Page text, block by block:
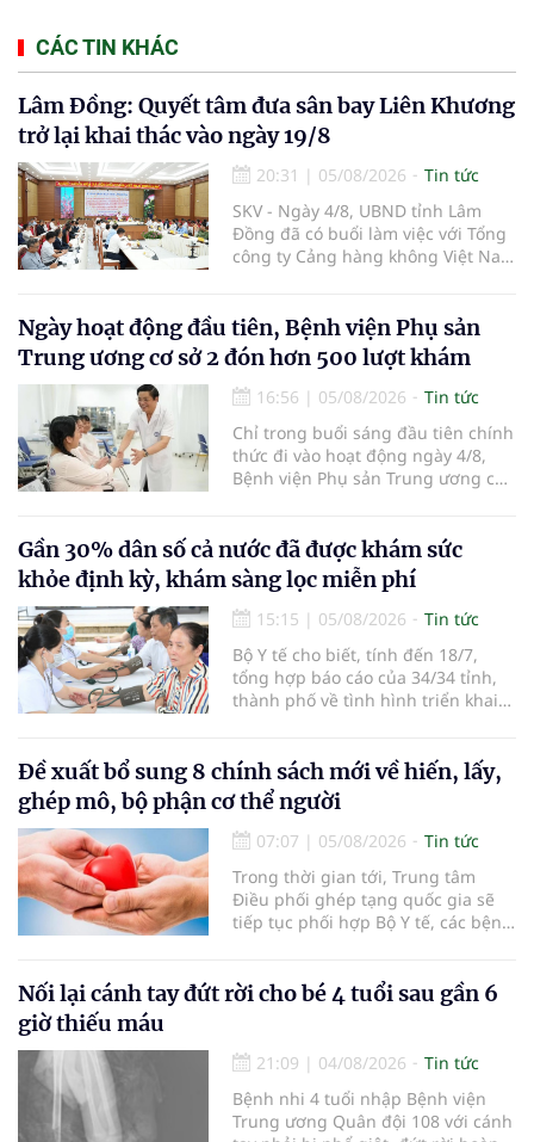
CÁC TIN KHÁC
Lâm Đồng: Quyết tâm đưa sân bay Liên Khương
trở lại khai thác vào ngày 19/8
20:31 | 05/08/2026
Tin tức
SKV - Ngày 4/8, UBND tỉnh Lâm
Đồng đã có buổi làm việc với Tổng
công ty Cảng hàng không Việt Nam
tác giữa tỉnh Lâm Đồng và ACV
trong việc phục hồi hoạt động
hàng không, thúc đẩy mở mới các
đường bay nội địa và quốc tế.
Ngày hoạt động đầu tiên, Bệnh viện Phụ sản
Trung ương cơ sở 2 đón hơn 500 lượt khám
16:56 | 05/08/2026
Tin tức
Chỉ trong buổi sáng đầu tiên chính
thức đi vào hoạt động ngày 4/8,
Bệnh viện Phụ sản Trung ương cơ
em bé đầu tiên chào đời.
Gần 30% dân số cả nước đã được khám sức
khỏe định kỳ, khám sàng lọc miễn phí
15:15 | 05/08/2026
Tin tức
Bộ Y tế cho biết, tính đến 18/7,
tổng hợp báo cáo của 34/34 tỉnh,
thành phố về tình hình triển khai
nhận 32.286.360 người, chiếm gần
30% dân số cả nước đã được khám
sức khỏe định kỳ năm nay.
Đề xuất bổ sung 8 chính sách mới về hiến, lấy,
ghép mô, bộ phận cơ thể người
07:07 | 05/08/2026
Tin tức
Trong thời gian tới, Trung tâm
Điều phối ghép tạng quốc gia sẽ
tiếp tục phối hợp Bộ Y tế, các bệnh
cường truyền thông, hoàn thiện
quy trình chuyên môn và hệ thống
hiến và ghép mô tạng.
Nối lại cánh tay đứt rời cho bé 4 tuổi sau gần 6
giờ thiếu máu
21:09 | 04/08/2026
Tin tức
Bệnh nhi 4 tuổi nhập Bệnh viện
Trung ương Quân đội 108 với cánh